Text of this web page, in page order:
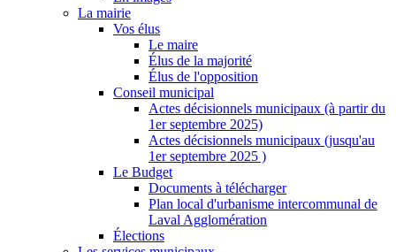
La mairie
Vos élus
Le maire
Élus de la majorité
Élus de l'opposition
Conseil municipal
Actes décisionnels municipaux (à partir du
1er septembre 2025)
Actes décisionnels municipaux (jusqu'au
1er septembre 2025 )
Le Budget
Documents à télécharger
Plan local d'urbanisme intercommunal de
Laval Agglomération
Élections